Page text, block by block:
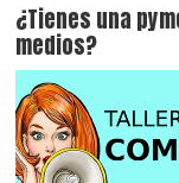
¿Tienes una pyme o
medios?